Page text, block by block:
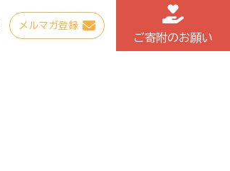
メルマガ登録
ご寄附のお願い